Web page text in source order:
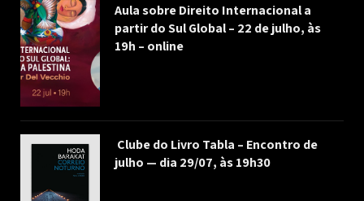
Aula sobre Direito Internacional a
partir do Sul Global – 22 de julho, às
19h – online
Clube do Livro Tabla – Encontro de
julho — dia 29/07, às 19h30